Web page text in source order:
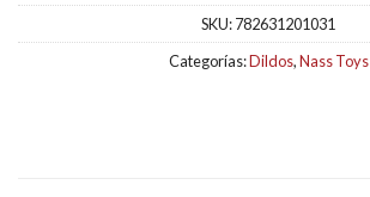
SKU:782631201031
Categorías:Dildos,Nass Toys